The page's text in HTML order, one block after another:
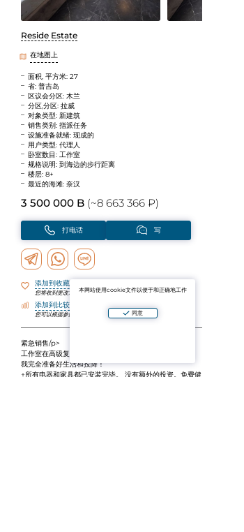
Reside Estate
在地图上
面积, 平方米: 27
省: 普吉岛
区议会分区: 木兰
分区,分区: 拉威
对象类型: 新建筑
销售类别: 指派任务
设施准备就绪: 现成的
用户类型: 代理人
卧室数目: 工作室
规格说明: 到海边的步行距离
楼层: 8+
最近的海滩: 奈汉
3 500 000 B (~8 663 366 ₽)
打电话 写
添加到收藏夹
您将收到更改通知
添加到比较
您可以根据参数比较对象
️️紧急销售️️/p>
工作室在高级复杂的乌托邦梦想临出售🏠
我完全准备好生活和投降！
↑所有电器和家具都已安装完毕。 没有额外的投资。免费健
本网站使用cookie文件以便于和正确地工作
同意